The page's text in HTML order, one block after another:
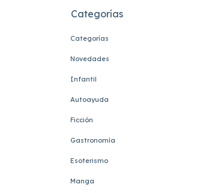
Categorías
Categorías
Novedades
Infantil
Autoayuda
Ficción
Gastronomía
Esoterismo
Manga